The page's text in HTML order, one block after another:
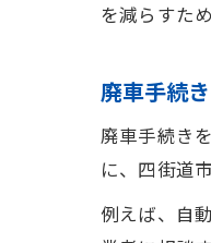
を減らすた
廃車手続
廃車手続き
に、四街道
例えば、自